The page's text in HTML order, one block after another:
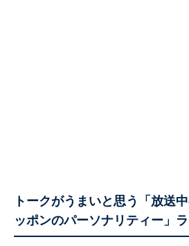
トークがうまいと思う「放送
ッポンのパーソナリティー」